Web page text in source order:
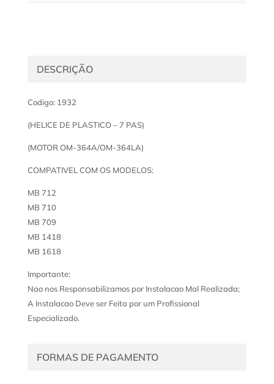
DESCRIÇÃO
Codigo: 1932
(HELICE DE PLASTICO – 7 PAS)
(MOTOR OM-364A/OM-364LA)
COMPATIVEL COM OS MODELOS:
MB 712
MB 710
MB 709
MB 1418
MB 1618
Importante:
Nao nos Responsabilizamos por Instalacao Mal Realizada;
A Instalacao Deve ser Feita por um Profissional
Especializado.
FORMAS DE PAGAMENTO